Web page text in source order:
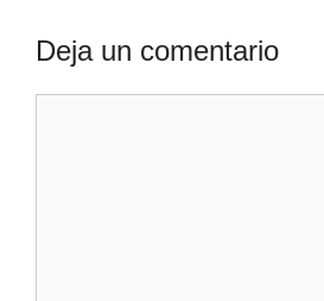
Deja un comentario